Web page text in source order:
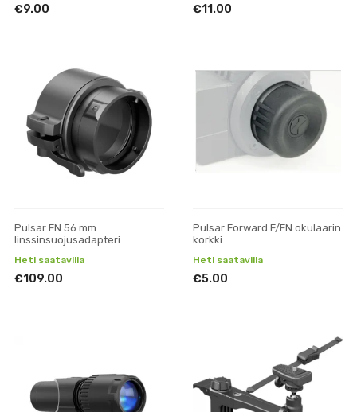
€9.00 €11.00
Pulsar FN 56 mm
linssinsuojusadapteri
Heti saatavilla
€109.00
Pulsar Forward F/FN okulaarin
korkki
Heti saatavilla
€5.00